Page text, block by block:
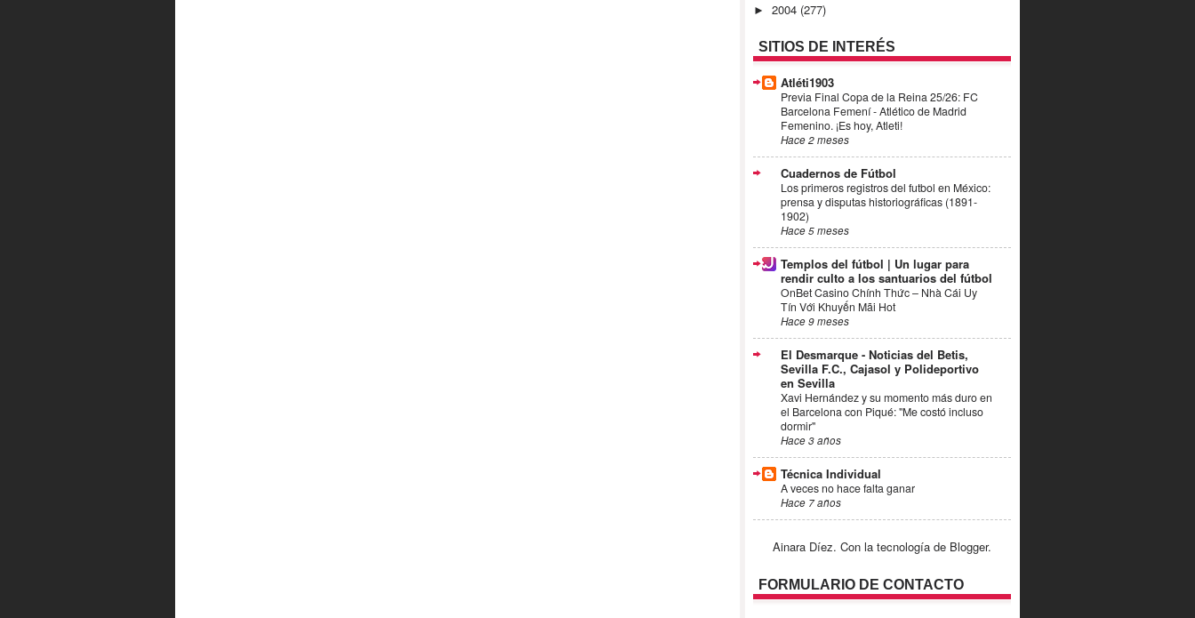
► 2004 (277)
SITIOS DE INTERÉS
Atléti1903
Previa Final Copa de la Reina 25/26: FC
Barcelona Femení - Atlético de Madrid
Femenino. ¡Es hoy, Atleti!
Hace 2 meses
Cuadernos de Fútbol
Los primeros registros del futbol en México:
prensa y disputas historiográficas (1891-
1902)
Hace 5 meses
Templos del fútbol | Un lugar para
rendir culto a los santuarios del fútbol
OnBet Casino Chính Thức – Nhà Cái Uy
Tín Với Khuyến Mãi Hot
Hace 9 meses
El Desmarque - Noticias del Betis,
Sevilla F.C., Cajasol y Polideportivo
en Sevilla
Xavi Hernández y su momento más duro en
el Barcelona con Piqué: "Me costó incluso
dormir"
Hace 3 años
Técnica Individual
A veces no hace falta ganar
Hace 7 años
Ainara Díez. Con la tecnología de Blogger.
FORMULARIO DE CONTACTO